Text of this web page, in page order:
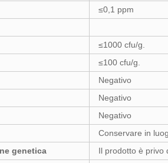
≤0,1 ppm
≤1000 cfu/g.
≤100 cfu/g.
Negativo
Negativo
Negativo
Conservare in
genetica
Il prodotto è privo